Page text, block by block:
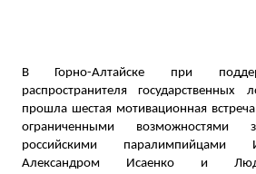
В Горно-Алтайске при
распространителя
прошла шестая мотивационная
ограниченными
российскими паралимпийцами
Александром Исаенко и